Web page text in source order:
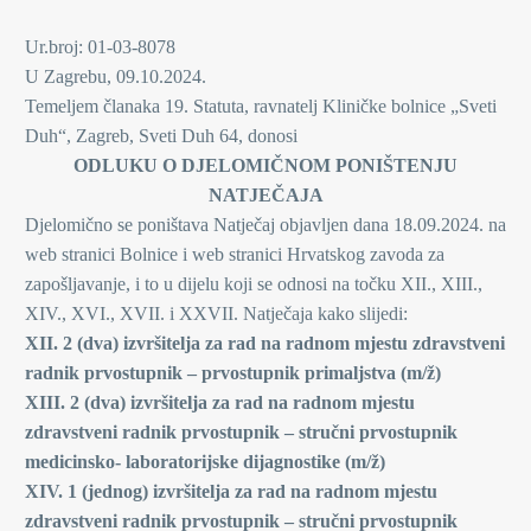
Ur.broj: 01-03-8078
U Zagrebu, 09.10.2024.
Temeljem članaka 19. Statuta, ravnatelj Kliničke bolnice „Sveti
Duh“, Zagreb, Sveti Duh 64, donosi
ODLUKU O DJELOMIČNOM PONIŠTENJU
NATJEČAJA
Djelomično se poništava Natječaj objavljen dana 18.09.2024. na
web stranici Bolnice i web stranici Hrvatskog zavoda za
zapošljavanje, i to u dijelu koji se odnosi na točku XII., XIII.,
XIV., XVI., XVII. i XXVII. Natječaja kako slijedi:
XII. 2 (dva) izvršitelja za rad na radnom mjestu zdravstveni
radnik prvostupnik – prvostupnik primaljstva (m/ž)
XIII. 2 (dva) izvršitelja za rad na radnom mjestu
zdravstveni radnik prvostupnik – stručni prvostupnik
medicinsko- laboratorijske dijagnostike (m/ž)
XIV. 1 (jednog) izvršitelja za rad na radnom mjestu
zdravstveni radnik prvostupnik – stručni prvostupnik